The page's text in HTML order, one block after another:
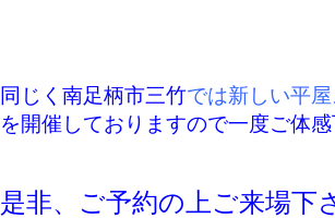
同じく南足柄市三竹では新しい平
を開催しておりますので一度ご体感
是非、ご予約の上ご来場下